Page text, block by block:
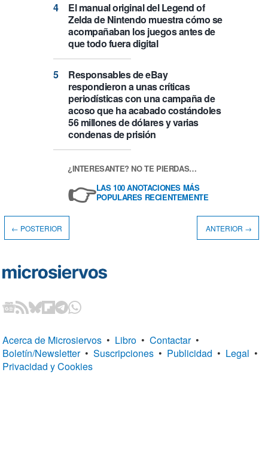
El manual original del Legend of
Zelda de Nintendo muestra cómo se
acompañaban los juegos antes de
que todo fuera digital
Responsables de eBay
respondieron a unas críticas
periodísticas con una campaña de
acoso que ha acabado costándoles
56 millones de dólares y varias
condenas de prisión
¿INTERESANTE? NO TE PIERDAS…
👉LAS 100 ANOTACIONES MÁS
POPULARES RECIENTEMENTE
← POSTERIOR ANTERIOR →
Acerca de Microsiervos • Libro • Contactar •
Boletín/Newsletter • Suscripciones • Publicidad • Legal •
Privacidad y Cookies